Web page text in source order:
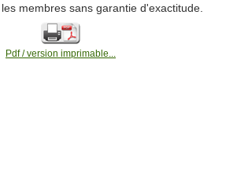
membres sans garantie d'exactitude.
Pdf / version imprimable...